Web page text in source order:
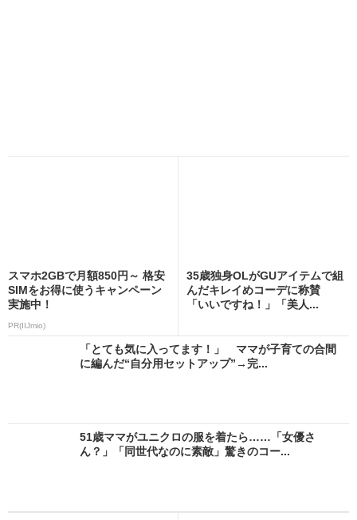
スマホ2GBで月額850円～ 格安
SIMをお得に使うキャンペーン
実施中！
PR(IIJmio)
35歳独身OLがGUアイテムで組
んだキレイめコーデに称賛
「いいですね！」「美人...
「とても気に入ってます！」 ママが子育ての合間
に編んだ“自分用セットアップ”→完...
51歳ママがユニクロの服を着たら……「女優さ
ん？」「同世代なのに素敵」驚きのコー...